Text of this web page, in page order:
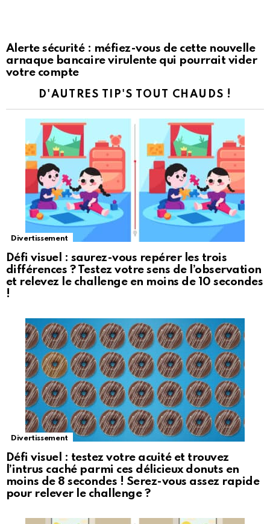
Alerte sécurité : méfiez-vous de cette nouvelle
arnaque bancaire virulente qui pourrait vider
votre compte
D'AUTRES TIP'S TOUT CHAUDS !
Divertissement
Défi visuel : saurez-vous repérer les trois
différences ? Testez votre sens de l’observation
et relevez le challenge en moins de 10 secondes
!
Divertissement
Défi visuel : testez votre acuité et trouvez
l’intrus caché parmi ces délicieux donuts en
moins de 8 secondes ! Serez-vous assez rapide
pour relever le challenge ?